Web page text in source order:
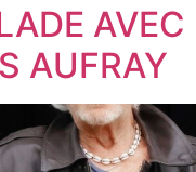
AVEC
AUFRAY